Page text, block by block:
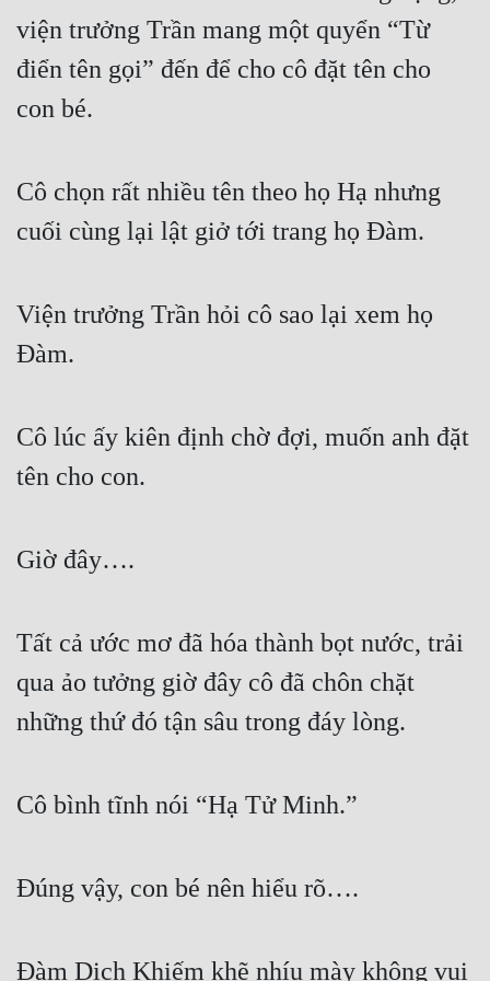
Đẹp
Cơ Trí
Sát Phạt Quyết Đoán
Điềm Đạm
viện trưởng Trần mang một quyển “Từ
điển tên gọi” đến để cho cô đặt tên cho
con bé.
Cô chọn rất nhiều tên theo họ Hạ nhưng
cuối cùng lại lật giở tới trang họ Đàm.
Viện trưởng Trần hỏi cô sao lại xem họ
Đàm.
Cô lúc ấy kiên định chờ đợi, muốn anh đặt
tên cho con.
Giờ đây….
Tất cả ước mơ đã hóa thành bọt nước, trải
qua ảo tưởng giờ đây cô đã chôn chặt
những thứ đó tận sâu trong đáy lòng.
Cô bình tĩnh nói “Hạ Tử Minh.”
Đúng vậy, con bé nên hiểu rõ….
Đàm Dịch Khiếm khẽ nhíu mày không vui